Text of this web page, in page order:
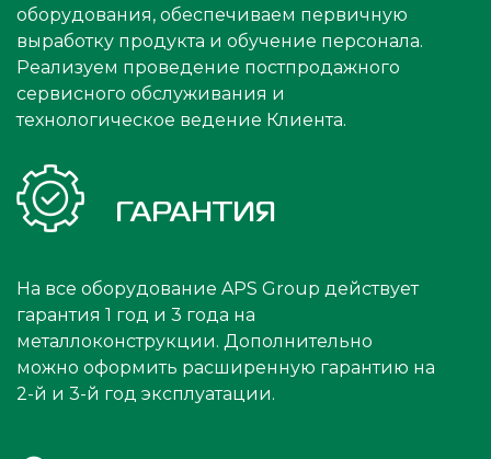
оборудования, обеспечиваем первичную
выработку продукта и обучение персонала.
Реализуем проведение постпродажного
сервисного обслуживания и
технологическое ведение Клиента.
ГАРАНТИЯ
На все оборудование APS Group действует
гарантия 1 год и 3 года на
металлоконструкции. Дополнительно
можно оформить расширенную гарантию на
2-й и 3-й год эксплуатации.